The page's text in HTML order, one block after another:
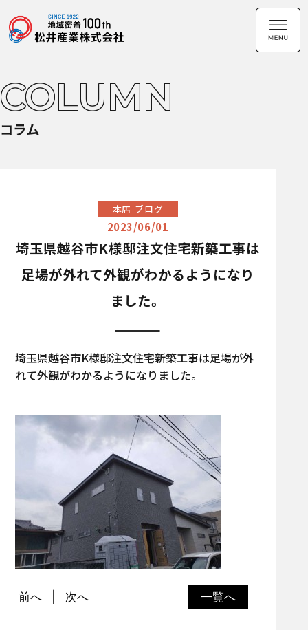
COLUMN
コラム
本店-ブログ
2023/06/01
埼玉県越谷市K様邸注文住宅新築工事は
足場が外れて外観がわかるようになり
ました。
埼玉県越谷市K様邸注文住宅新築工事は足場が外
れて外観がわかるようになりました。
一覧へ
前へ 次へ